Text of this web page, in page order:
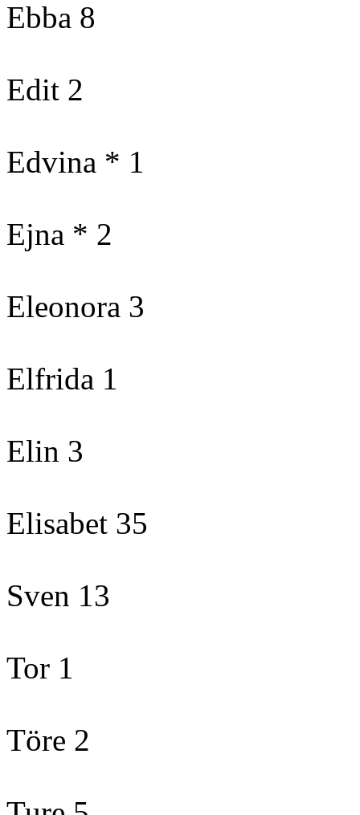
Ebba 8
Edit 2
Edvina * 1
Ejna * 2
Eleonora 3
Elfrida 1
Elin 3
Elisabet 35
Sven 13
Tor 1
Töre 2